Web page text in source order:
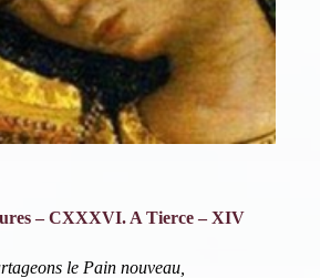
– CXXXVI. A Tierce – XIV
le Pain nouveau,